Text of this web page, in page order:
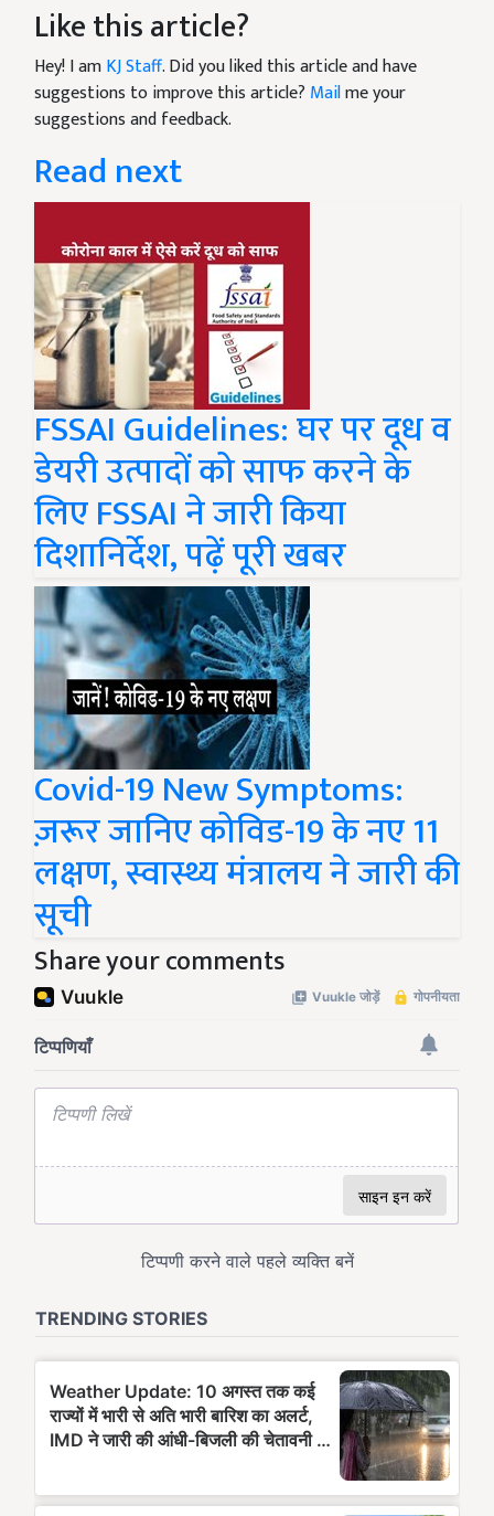
Like this article?
Hey! I amKJ Staff. Did you liked this article and have
suggestions to improve this article? Mailme your
suggestions and feedback.
Read next
FSSAI Guidelines: घर पर दूध व
डेयरी उत्पादों को साफ करने के
लिए FSSAI ने जारी किया
दिशानिर्देश, पढ़ें पूरी खबर
Covid-19 New Symptoms:
ज़रूर जानिए कोविड-19 के नए 11
लक्षण, स्वास्थ्य मंत्रालय ने जारी की
सूची
Share your comments